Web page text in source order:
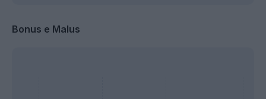
Bonus e Malus